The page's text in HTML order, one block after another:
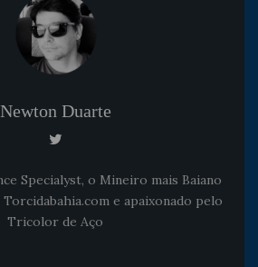
Newton Duarte
Specialyst, o Mineiro mais Baiano
e apaixonado pelo
Tricolor de Aço